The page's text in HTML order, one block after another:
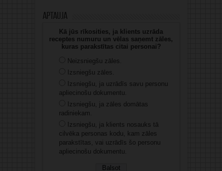
Aptauja
Kā jūs rīkosities, ja klients uzrāda
receptes numuru un vēlas saņemt zāles,
kuras parakstītas citai personai?
Neizsniegšu zāles.
Izsniegšu zāles.
Izsniegšu, ja uzrādīs savu personu
apliecinošu dokumentu.
Izsniegšu, ja zāles domātas
radiniekam.
Izsniegšu, ja klients nosauks tā
cilvēka personas kodu, kam zāles
parakstītas, vai uzrādīs šo personu
apliecinošu dokumentu.